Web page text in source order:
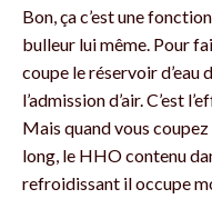
Bon, ça c’est une
bulleur lui même. Pour
coupe le réservoir d’eau
l’admission d’air. C’est
Mais quand vous
long, le HHO contenu
refroidissant il occupe